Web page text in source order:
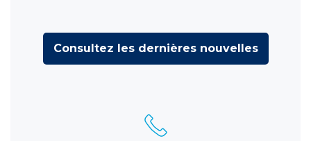
Consultez les dernières nouvelles